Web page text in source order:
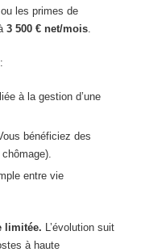
les primes de
3 500 € net/mois.
à la gestion d’une
bénéficiez des
entre vie
limitée. L’évolution suit
à haute